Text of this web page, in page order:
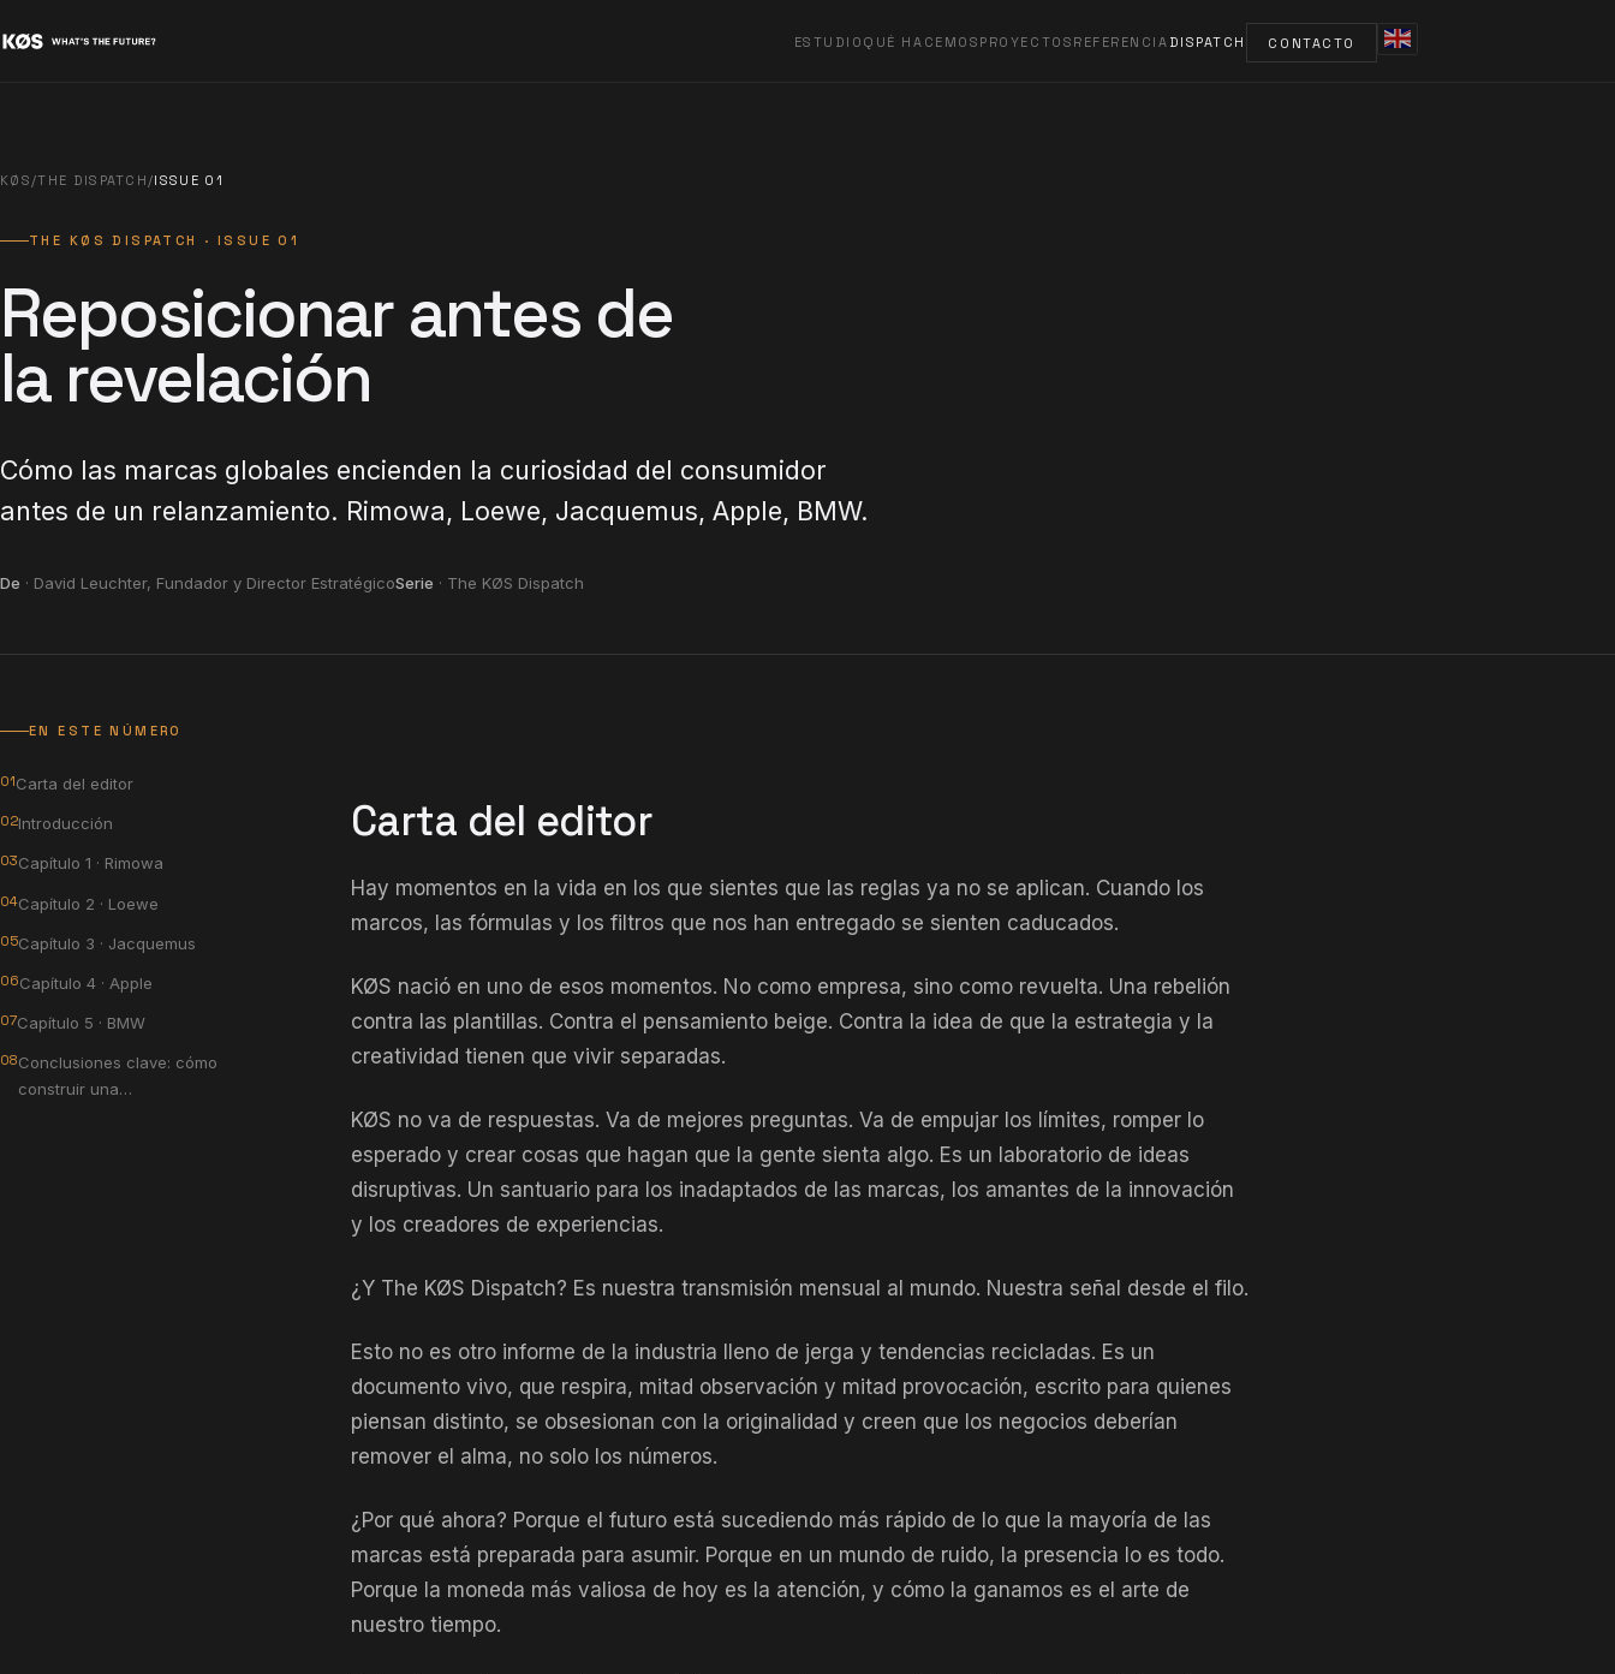
ESTUDIO QUÉ HACEMOS PROYECTOS REFERENCIA DISPATCH CONTACTO
KØS /THE DISPATCH /ISSUE 01
THE KØS DISPATCH · ISSUE 01
Reposicionar antes de
la revelación
Cómo las marcas globales encienden la curiosidad del consumidor
antes de un relanzamiento. Rimowa, Loewe, Jacquemus, Apple, BMW.
De · David Leuchter, Fundador y Director EstratégicoSerie · The KØS Dispatch
EN ESTE NÚMERO
Carta del editor
Introducción
Capítulo 1 · Rimowa
Capítulo 2 · Loewe
Capítulo 3 · Jacquemus
Capítulo 4 · Apple
Capítulo 5 · BMW
Conclusiones clave: cómo
construir una…
Carta del editor
Hay momentos en la vida en los que sientes que las reglas ya no se aplican. Cuando los
marcos, las fórmulas y los filtros que nos han entregado se sienten caducados.
KØS nació en uno de esos momentos. No como empresa, sino como revuelta. Una rebelión
contra las plantillas. Contra el pensamiento beige. Contra la idea de que la estrategia y la
creatividad tienen que vivir separadas.
KØS no va de respuestas. Va de mejores preguntas. Va de empujar los límites, romper lo
esperado y crear cosas que hagan que la gente sienta algo. Es un laboratorio de ideas
disruptivas. Un santuario para los inadaptados de las marcas, los amantes de la innovación
y los creadores de experiencias.
¿Y The KØS Dispatch? Es nuestra transmisión mensual al mundo. Nuestra señal desde el filo.
Esto no es otro informe de la industria lleno de jerga y tendencias recicladas. Es un
documento vivo, que respira, mitad observación y mitad provocación, escrito para quienes
piensan distinto, se obsesionan con la originalidad y creen que los negocios deberían
remover el alma, no solo los números.
¿Por qué ahora? Porque el futuro está sucediendo más rápido de lo que la mayoría de las
marcas está preparada para asumir. Porque en un mundo de ruido, la presencia lo es todo.
Porque la moneda más valiosa de hoy es la atención, y cómo la ganamos es el arte de
nuestro tiempo.